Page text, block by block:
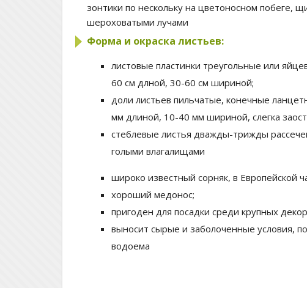
зонтики по нескольку на цветоносном побеге,
шероховатыми лучами
Форма и окраска листьев:
листовые пластинки треугольные или
60 см длной, 30-60 см шириной;
доли листьев пильчатые, конечные
мм длиной, 10-40 мм шириной, слегка
стеблевые листья дважды-трижды
голыми влагалищами
широко известный сорняк, в Европейской
хороший медонос;
пригоден для посадки среди крупных
выносит сырые и заболоченные условия,
водоема